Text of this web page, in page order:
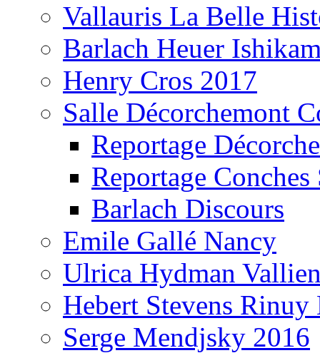
Vallauris La Belle
Barlach Heuer
Henry Cros 2017
Salle Décorchemont
Reportage
Reportage Conches
Barlach Discours
Emile Gallé Nancy
Ulrica Hydman
Hebert Stevens Rinuy
Serge Mendjsky 2016